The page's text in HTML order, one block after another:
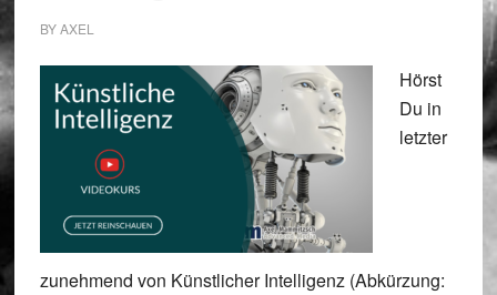
BYAXEL
Hörst
Du in
letzter
zunehmend von Künstlicher Intelligenz (Abkürzung: